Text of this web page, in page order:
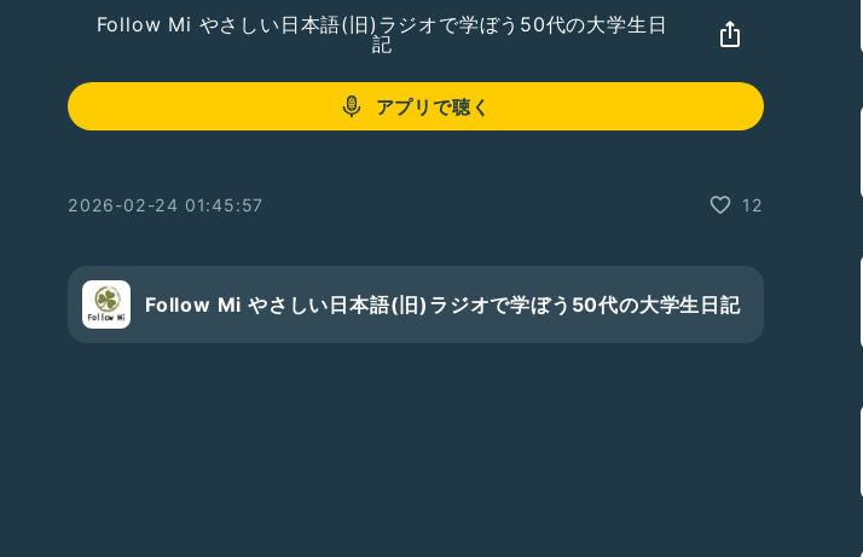
Follow Mi やさしい日本語(旧)ラジオで学ぼう50代の大学生日
記
アプリで聴く
2026-02-24 01:45:57 12
Follow Mi やさしい日本語(旧)ラジオで学ぼう50代の大学生日記